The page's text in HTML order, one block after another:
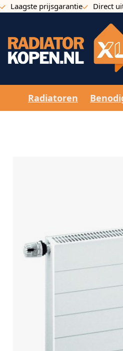
Ga naar de inhoud
Laagste prijsgarantie Direct
Radiatoren